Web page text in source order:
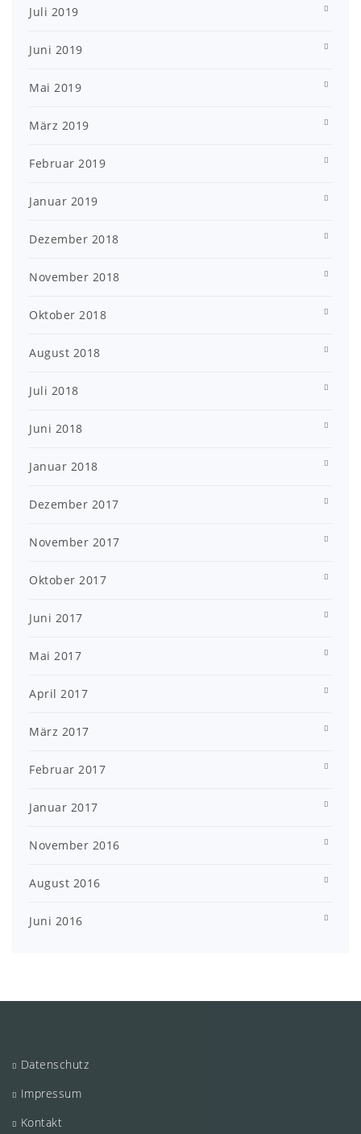
Juli 2019
Juni 2019
Mai 2019
März 2019
Februar 2019
Januar 2019
Dezember 2018
November 2018
Oktober 2018
August 2018
Juli 2018
Juni 2018
Januar 2018
Dezember 2017
November 2017
Oktober 2017
Juni 2017
Mai 2017
April 2017
März 2017
Februar 2017
Januar 2017
November 2016
August 2016
Juni 2016
Datenschutz
Impressum
Kontakt